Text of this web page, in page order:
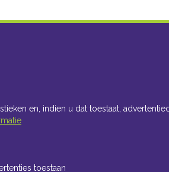
en, indien u dat toestaat,
toestaan